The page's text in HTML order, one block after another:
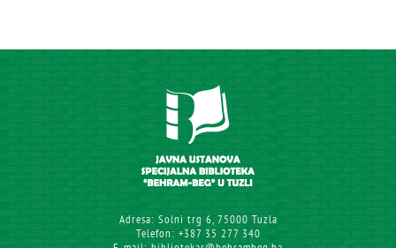
Adresa: Solni trg 6, 75000 Tuzla
Telefon: +387 35 277 340